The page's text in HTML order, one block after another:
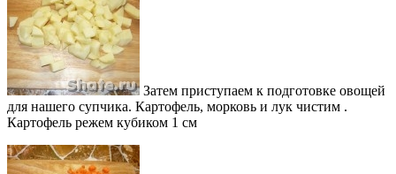
Затем приступаем к подготовке овощей
для нашего супчика. Картофель, морковь и лук чистим .
Картофель режем кубиком 1 см